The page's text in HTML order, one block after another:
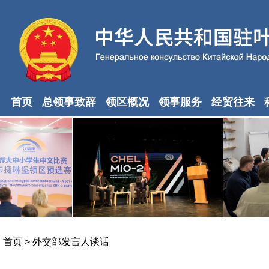
首页 总领事致辞 领区概况 领事服务 经贸往来
首页 > 外交部发言人谈话